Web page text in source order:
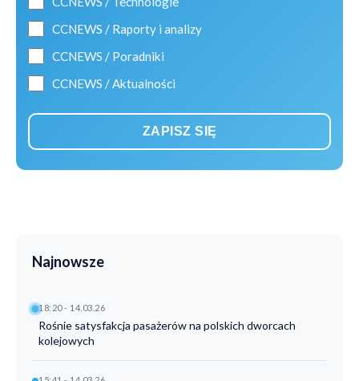
CCNEWS / Raporty i analizy
CCNEWS / Poradniki
CCNEWS / Aktualności
ZAPISZ SIĘ
Najnowsze
18:20 - 14.03.26
Rośnie satysfakcja pasażerów na polskich dworcach
kolejowych